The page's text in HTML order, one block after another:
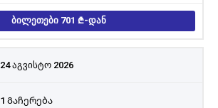
ᲑᲘᲚᲔᲗᲔᲑᲘ 701 -ᲓᲐᲜ
24 აგვისტო 2026
1 Გაჩერება